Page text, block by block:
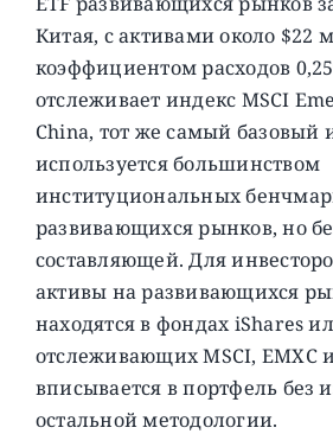
Китая, с активами около $22
коэффициентом расходов
отслеживает индекс MSCI
China, тот же самый базовый
используется большинством
институциональных
развивающихся рынков, но
составляющей. Для
активы на развивающихся
находятся в фондах iShares
отслеживающих MSCI, EMXC
вписывается в портфель без
остальной методологии.